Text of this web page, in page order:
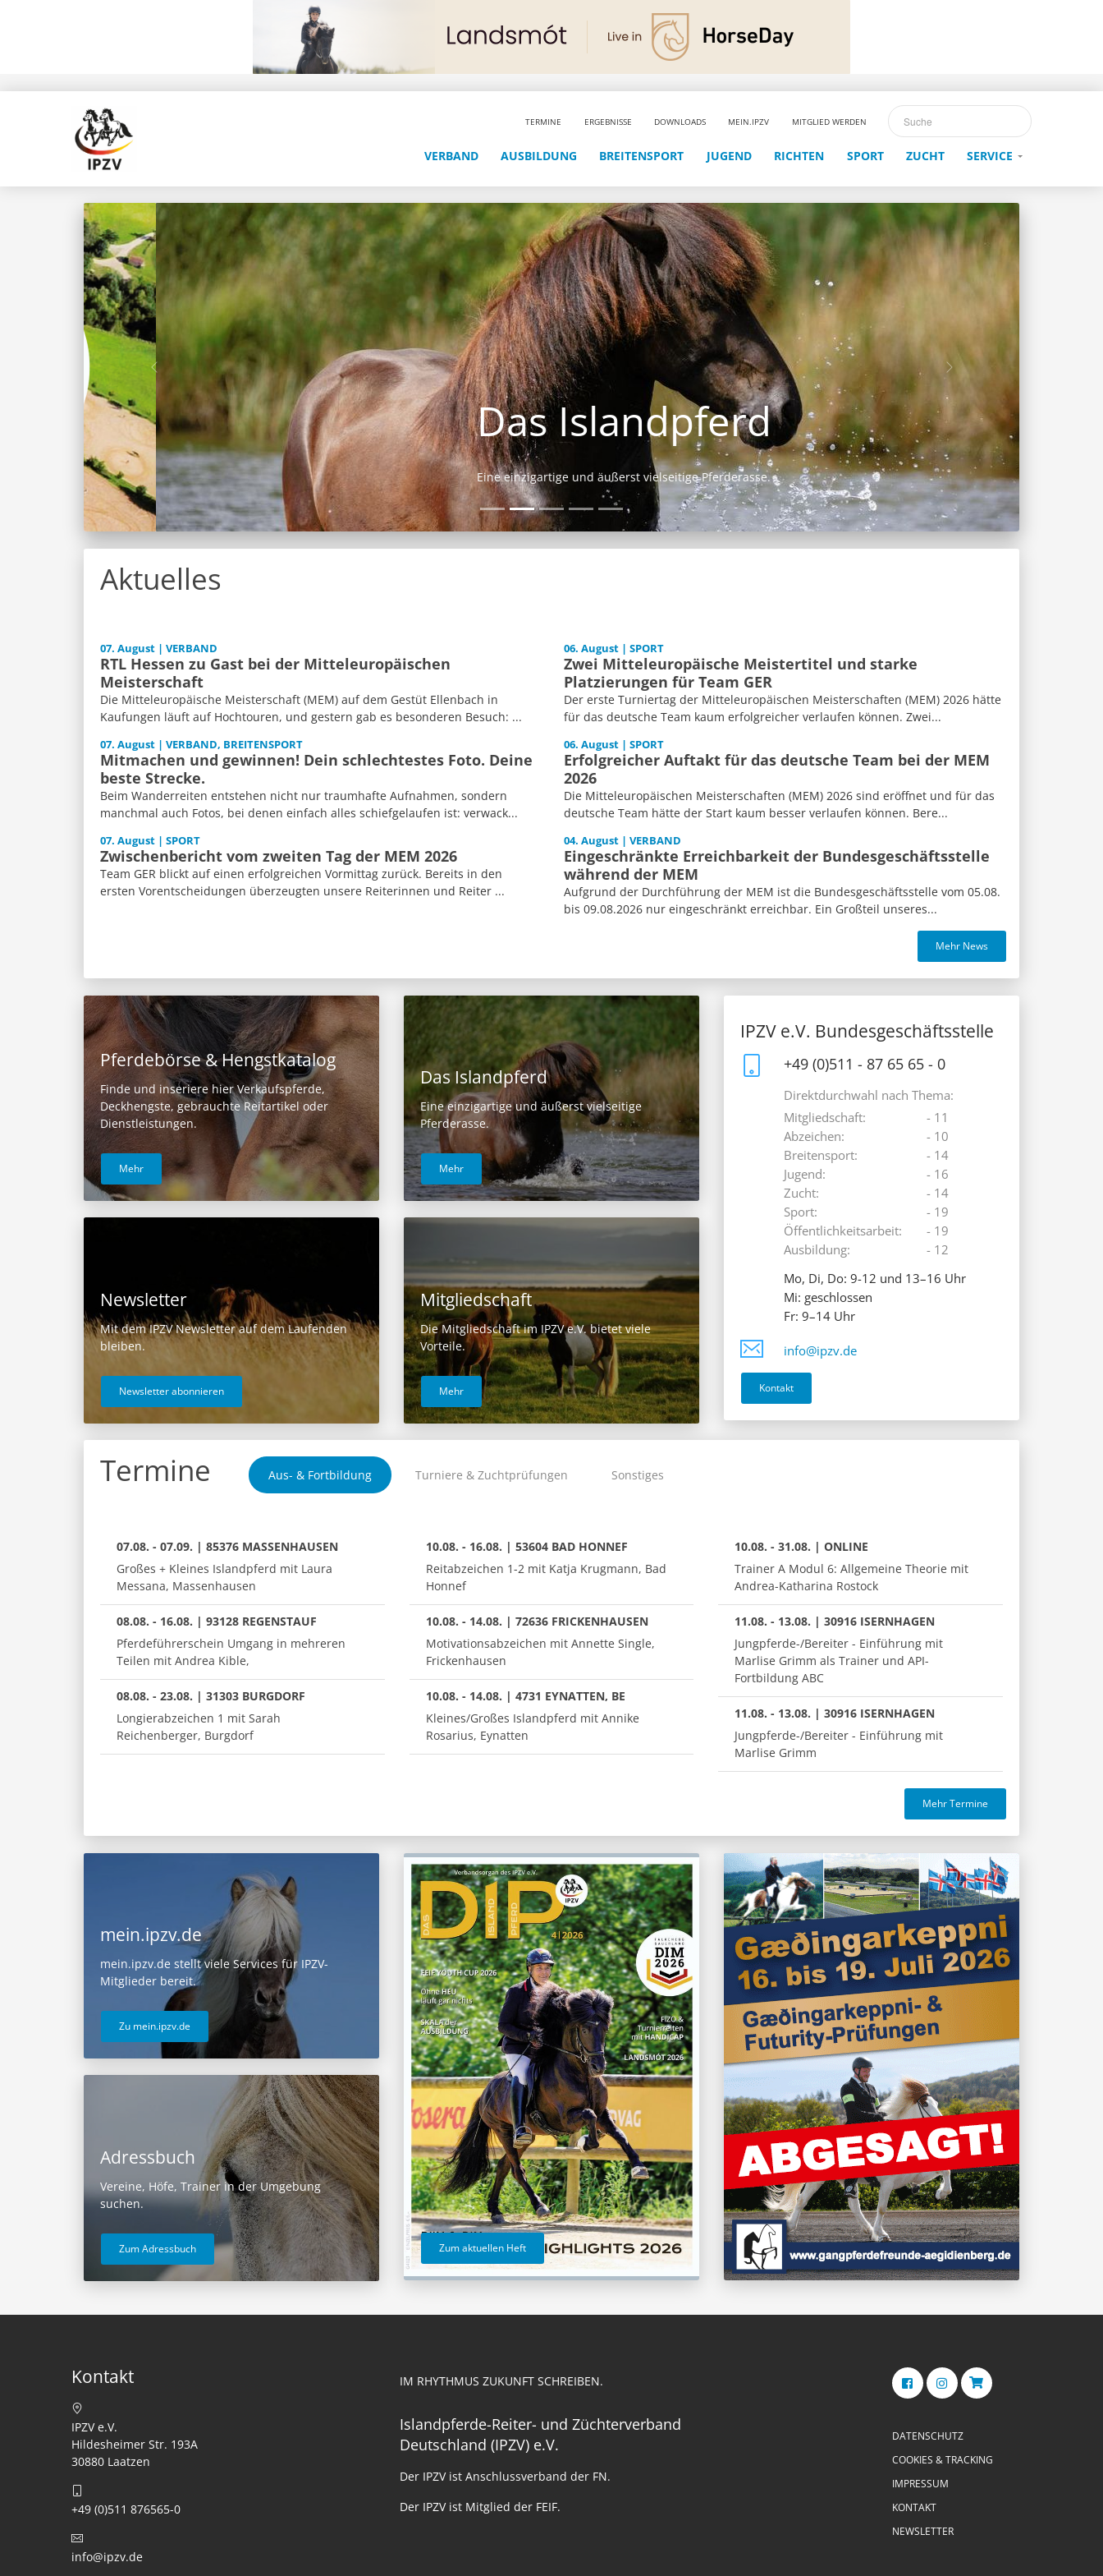
TERMINE ERGEBNISSE DOWNLOADS MEIN.IPZV MITGLIED WERDEN
VERBAND AUSBILDUNG BREITENSPORT JUGEND RICHTEN SPORT ZUCHT SERVICE
Das Islandpferd
Eine einzigartige und äußerst vielseitige Pferderasse.
Aktuelles
07. August | VERBAND
RTL Hessen zu Gast bei der Mitteleuropäischen
Meisterschaft
Die Mitteleuropäische Meisterschaft (MEM) auf dem Gestüt Ellenbach in
Kaufungen läuft auf Hochtouren, und gestern gab es besonderen Besuch: ...
07. August | VERBAND, BREITENSPORT
Mitmachen und gewinnen! Dein schlechtestes Foto. Deine
beste Strecke.
Beim Wanderreiten entstehen nicht nur traumhafte Aufnahmen, sondern
manchmal auch Fotos, bei denen einfach alles schiefgelaufen ist: verwack...
07. August | SPORT
Zwischenbericht vom zweiten Tag der MEM 2026
Team GER blickt auf einen erfolgreichen Vormittag zurück. Bereits in den
ersten Vorentscheidungen überzeugten unsere Reiterinnen und Reiter ...
06. August | SPORT
Zwei Mitteleuropäische Meistertitel und starke
Platzierungen für Team GER
Der erste Turniertag der Mitteleuropäischen Meisterschaften (MEM) 2026 hätte
für das deutsche Team kaum erfolgreicher verlaufen können. Zwei...
06. August | SPORT
Erfolgreicher Auftakt für das deutsche Team bei der MEM
2026
Die Mitteleuropäischen Meisterschaften (MEM) 2026 sind eröffnet und für das
deutsche Team hätte der Start kaum besser verlaufen können. Bere...
04. August | VERBAND
Eingeschränkte Erreichbarkeit der Bundesgeschäftsstelle
während der MEM
Aufgrund der Durchführung der MEM ist die Bundesgeschäftsstelle vom 05.08.
bis 09.08.2026 nur eingeschränkt erreichbar. Ein Großteil unseres...
Mehr News
Pferdebörse & Hengstkatalog
Finde und inseriere hier Verkaufspferde,
Deckhengste, gebrauchte Reitartikel oder
Dienstleistungen.
Mehr
Newsletter
Mit dem IPZV Newsletter auf dem Laufenden
bleiben.
Newsletter abonnieren
Das Islandpferd
Eine einzigartige und äußerst vielseitige
Pferderasse.
Mehr
Mitgliedschaft
Die Mitgliedschaft im IPZV e.V. bietet viele
Vorteile.
Mehr
IPZV e.V. Bundesgeschäftsstelle
+49 (0)511 - 87 65 65 - 0
Direktdurchwahl nach Thema:
Mitgliedschaft:
Abzeichen:
Breitensport:
Jugend:
Zucht:
Sport:
Öffentlichkeitsarbeit:
Ausbildung:
- 11
- 10
- 14
- 16
- 14
- 19
- 19
- 12
Mo, Di, Do: 9-12 und 13–16 Uhr
Mi: geschlossen
Fr: 9–14 Uhr
info@ipzv.de
Kontakt
Termine Aus- & Fortbildung Turniere & Zuchtprüfungen Sonstiges
07.08. - 07.09. | 85376 MASSENHAUSEN
Großes + Kleines Islandpferd mit Laura
Messana, Massenhausen
08.08. - 16.08. | 93128 REGENSTAUF
Pferdeführerschein Umgang in mehreren
Teilen mit Andrea Kible,
08.08. - 23.08. | 31303 BURGDORF
Longierabzeichen 1 mit Sarah
Reichenberger, Burgdorf
10.08. - 16.08. | 53604 BAD HONNEF
Reitabzeichen 1-2 mit Katja Krugmann, Bad
Honnef
10.08. - 14.08. | 72636 FRICKENHAUSEN
Motivationsabzeichen mit Annette Single,
Frickenhausen
10.08. - 14.08. | 4731 EYNATTEN, BE
Kleines/Großes Islandpferd mit Annike
Rosarius, Eynatten
10.08. - 31.08. | ONLINE
Trainer A Modul 6: Allgemeine Theorie mit
Andrea-Katharina Rostock
11.08. - 13.08. | 30916 ISERNHAGEN
Jungpferde-/Bereiter - Einführung mit
Marlise Grimm als Trainer und API-
Fortbildung ABC
11.08. - 13.08. | 30916 ISERNHAGEN
Jungpferde-/Bereiter - Einführung mit
Marlise Grimm
Mehr Termine
mein.ipzv.de
mein.ipzv.de stellt viele Services für IPZV-
Mitglieder bereit.
Zu mein.ipzv.de
Adressbuch
Vereine, Höfe, Trainer in der Umgebung
suchen.
Zum Adressbuch Zum aktuellen Heft
Kontakt
IPZV e.V.
Hildesheimer Str. 193A
30880 Laatzen
+49 (0)511 876565-0
info@ipzv.de
IM RHYTHMUS ZUKUNFT SCHREIBEN.
Islandpferde-Reiter- und Züchterverband
Deutschland (IPZV) e.V.
Der IPZV ist Anschlussverband der FN.
Der IPZV ist Mitglied der FEIF.
DATENSCHUTZ
COOKIES & TRACKING
IMPRESSUM
KONTAKT
NEWSLETTER